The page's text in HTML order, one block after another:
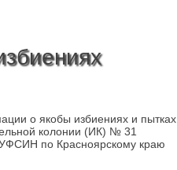
о якобы избиениях и пытках
колонии (ИК) № 31
по Красноярскому краю